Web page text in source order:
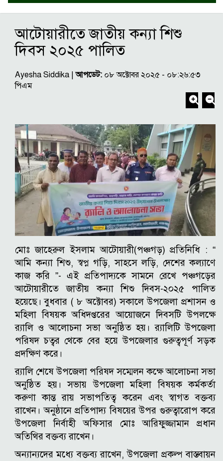
আটোয়ারীতে জাতীয় কন্যা শিশু
দিবস ২০২৫ পালিত
Ayesha Siddika |আপডেট: ০৮ অক্টোবর ২০২৫ - ০৮:২৬:৫৩
পিএম
মোঃ জাহেরুল ইসলাম আটোয়ারী(পঞ্চগড়) প্রতিনিধি : “
আমি কন্যা শিশু, স্বপ্ন গড়ি, সাহসে লড়ি, দেশের কল্যাণে
কাজ করি ”- এই প্রতিপাদ্যকে সামনে রেখে পঞ্চগড়ের
আটোয়ারীতে জাতীয় কন্যা শিশু দিবস-২০২৫ পালিত
হয়েছে। বুধবার ( ৮ অক্টোবর) সকালে উপজেলা প্রশাসন ও
মহিলা বিষয়ক অধিদপ্তরের আয়োজনে দিবসটি উপলক্ষে
র‌্যালি ও আলোচনা সভা অনুষ্ঠিত হয়। র‌্যালিটি উপজেলা
পরিষদ চত্বর থেকে বের হয়ে উপজেলার গুরুত্বপূর্ণ সড়ক
প্রদক্ষিণ করে।
র‌্যালি শেষে উপজেলা পরিষদ সম্মেলন কক্ষে আলোচনা সভা
অনুষ্ঠিত হয়। সভায় উপজেলা মহিলা বিষয়ক কর্মকর্তা
করুণা কান্ত রায় সভাপতিত্ব করেন এবং স্বাগত বক্তব্য
রাখেন। অনুষ্ঠানে প্রতিপাদ্য বিষয়ের উপর গুরুত্বারোপ করে
উপজেলা নির্বাহী অফিসার মোঃ আরিফুজ্জামান প্রধান
অতিথির বক্তব্য রাখেন।
অন্যান্যদের মধ্যে বক্তব্য রাখেন, উপজেলা প্রকল্প বাস্তবায়ন